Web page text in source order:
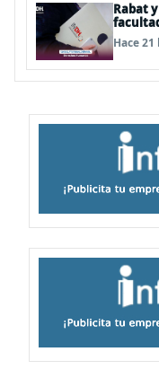
Rabat
Hace 21